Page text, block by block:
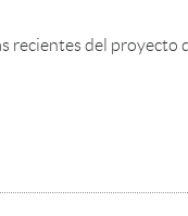
recientes del proyecto